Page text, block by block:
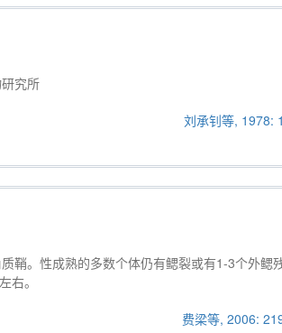
究所
刘承钊等, 1978:
鞘。性成熟的多数个体仍有鳃裂或有1-3个外鳃
右。
费梁等, 2006: